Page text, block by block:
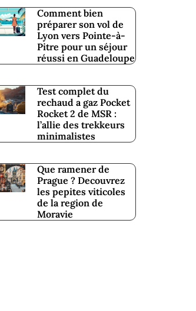
Comment bien
préparer son vol de
Lyon vers Pointe-à-
Pitre pour un séjour
réussi en Guadeloupe
Test complet du
rechaud a gaz Pocket
Rocket 2 de MSR :
l’allie des trekkeurs
minimalistes
Que ramener de
Prague ? Decouvrez
les pepites viticoles
de la region de
Moravie